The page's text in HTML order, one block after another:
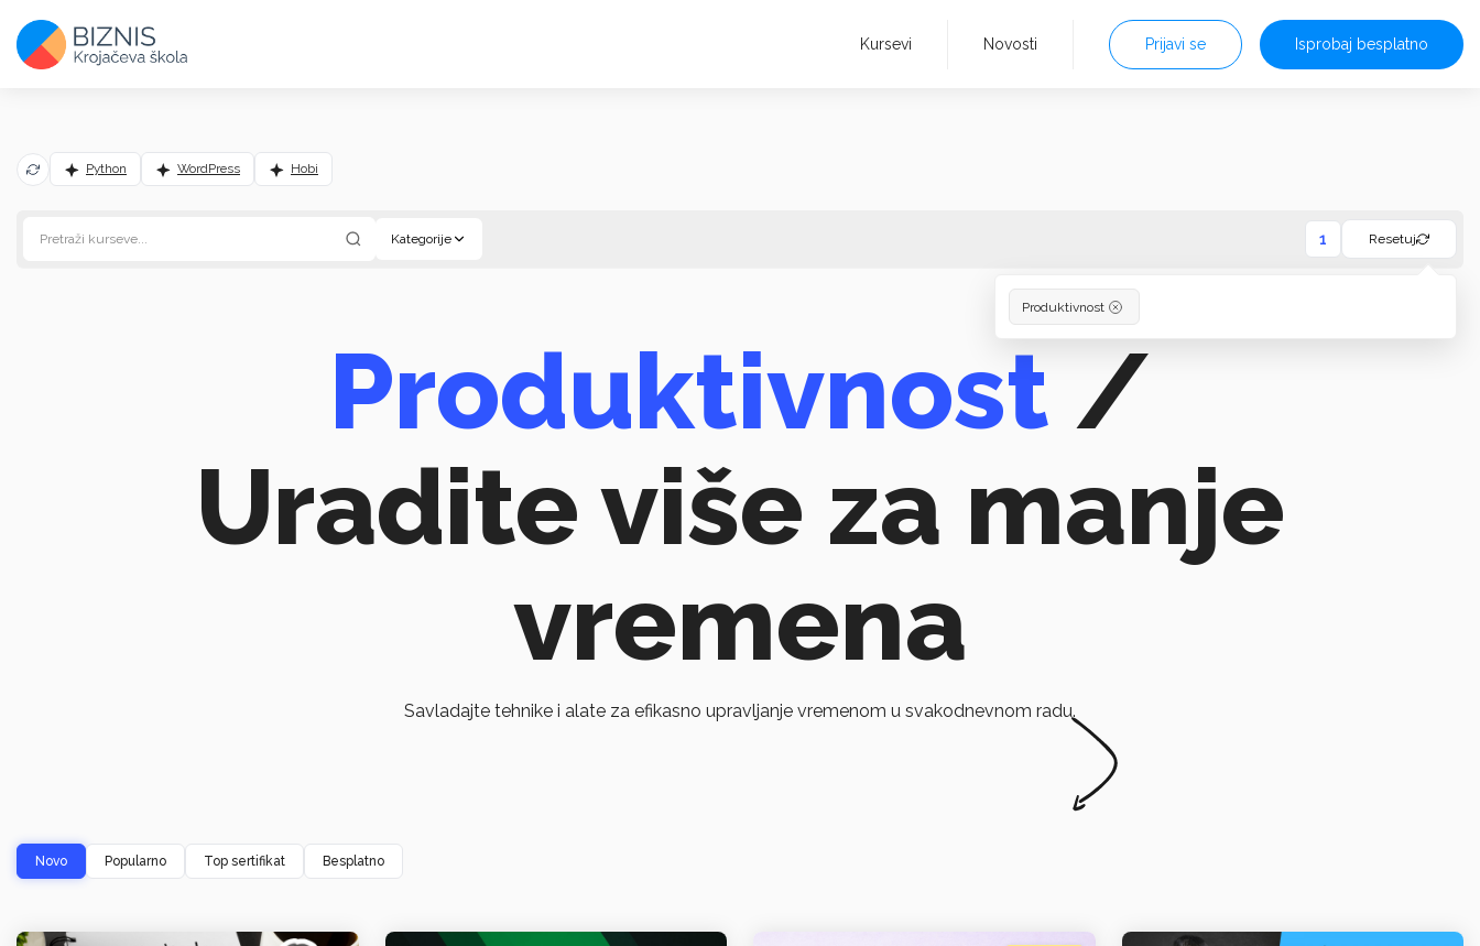
Kursevi Novosti Prijavi se Isprobaj besplatno
Python WordPress Hobi
Kategorije 1 Resetuj
Produktivnost
Produktivnost /
Uradite više za manje
vremena
Savladajte tehnike i alate za efikasno upravljanje vremenom u svakodnevnom radu.
Novo Popularno Top sertifikat Besplatno